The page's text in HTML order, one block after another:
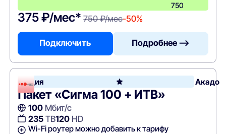
750
375 ₽/мес* 750 ₽/мес-50%
Подключить Подробнее —>
Акция Акадо
Пакет «Сигма 100 + ИТВ»
100Мбит/с
235ТВ120HD
Wi-Fi роутер можно добавить к тарифу